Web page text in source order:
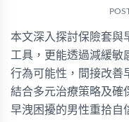
本文深入探討保險套與
工具，更能透過減緩敏
行為可能性，間接改善
結合多元治療策略及確
早洩困擾的男性重拾自